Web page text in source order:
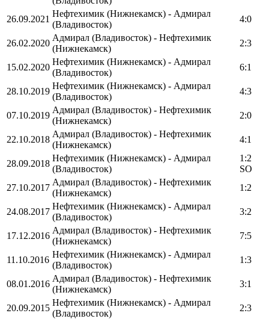
26.09.2021
Нефтехимик (Нижнекамск) - Адмирал
(Владивосток)
4:0
26.02.2020
Адмирал (Владивосток) - Нефтехимик
(Нижнекамск)
2:3
15.02.2020
Нефтехимик (Нижнекамск) - Адмирал
(Владивосток)
6:1
28.10.2019
Нефтехимик (Нижнекамск) - Адмирал
(Владивосток)
4:3
07.10.2019
Адмирал (Владивосток) - Нефтехимик
(Нижнекамск)
2:0
22.10.2018
Адмирал (Владивосток) - Нефтехимик
(Нижнекамск)
4:1
28.09.2018
Нефтехимик (Нижнекамск) - Адмирал
(Владивосток)
1:2
SO
27.10.2017
Адмирал (Владивосток) - Нефтехимик
(Нижнекамск)
1:2
24.08.2017
Нефтехимик (Нижнекамск) - Адмирал
(Владивосток)
3:2
17.12.2016
Адмирал (Владивосток) - Нефтехимик
(Нижнекамск)
7:5
11.10.2016
Нефтехимик (Нижнекамск) - Адмирал
(Владивосток)
1:3
08.01.2016
Адмирал (Владивосток) - Нефтехимик
(Нижнекамск)
3:1
20.09.2015
Нефтехимик (Нижнекамск) - Адмирал
(Владивосток)
2:3